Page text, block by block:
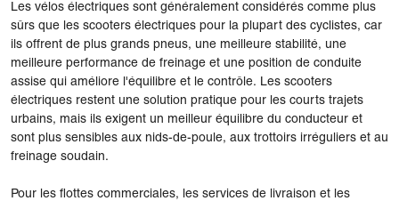
Les vélos électriques sont généralement considérés comme plus
sûrs que les scooters électriques pour la plupart des cyclistes, car
ils offrent de plus grands pneus, une meilleure stabilité, une
meilleure performance de freinage et une position de conduite
assise qui améliore l'équilibre et le contrôle. Les scooters
électriques restent une solution pratique pour les courts trajets
urbains, mais ils exigent un meilleur équilibre du conducteur et
sont plus sensibles aux nids-de-poule, aux trottoirs irréguliers et au
freinage soudain.
Pour les flottes commerciales, les services de livraison et les